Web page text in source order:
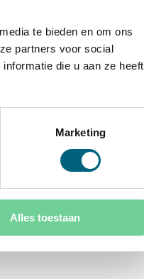
te bieden en om ons
partners voor social
die u aan ze heeft
Marketing
Alles toestaan